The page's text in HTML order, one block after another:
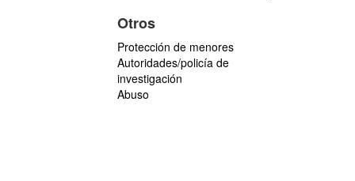
Otros
Protección de menores
Autoridades/policía de
investigación
Abuso